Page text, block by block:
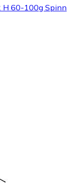
H 60-100g Spinn